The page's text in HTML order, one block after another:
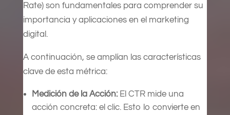
Rate) son fundamentales para comprender su
importancia y aplicaciones en el marketing
digital.
A continuación, se amplían las características
clave de esta métrica:
Medición de la Acción:El CTR mide una
acción concreta: el clic. Esto lo convierte en